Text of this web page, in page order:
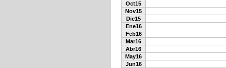
Oct15
Nov15
Dic15
Ene16
Feb16
Mar16
Abr16
May16
Jun16